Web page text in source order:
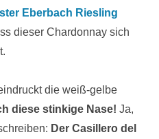
Eberbach Riesling
dieser Chardonnay sich
die weiß-gelbe
diese stinkige Nase! Ja,
Der Casillero del